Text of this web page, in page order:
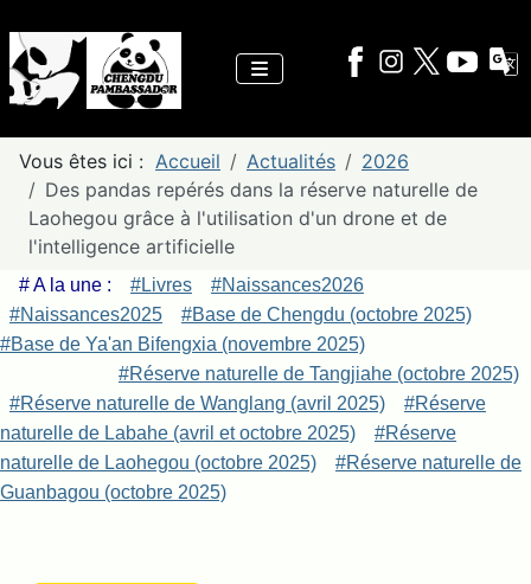
Vous êtes ici : Accueil Actualités
2026
Des pandas repérés dans la réserve naturelle de
Laohegou grâce à l'utilisation d'un drone et de
l'intelligence artificielle
# A la une : #Livres
#Naissances2026
#Naissances2025
#Base de Chengdu (octobre 2025)
#Base de Ya'an Bifengxia (novembre 2025)
#Réserve naturelle de Tangjiahe (octobre 2025)
#Réserve naturelle de Wanglang (avril 2025)
#Réserve
naturelle de Labahe (avril et octobre 2025)
#Réserve
naturelle de Laohegou (octobre 2025)
#Réserve naturelle de
Guanbagou (octobre 2025)